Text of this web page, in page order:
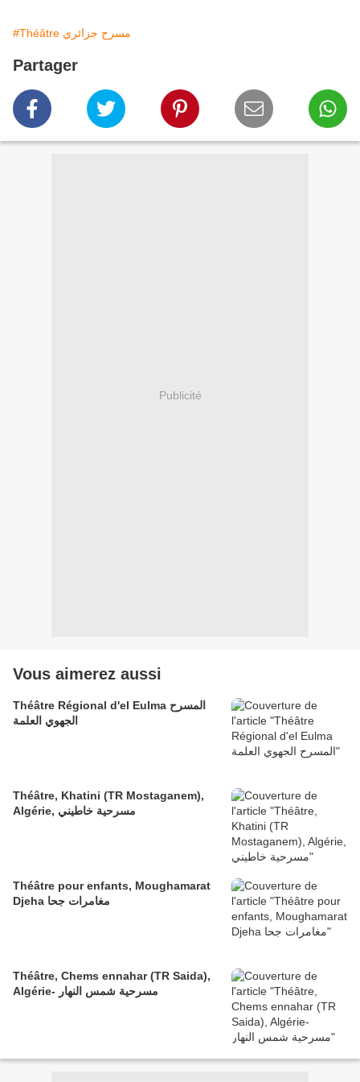
#Théâtre مسرح جزائري
Partager
Publicité
Vous aimerez aussi
Théâtre Régional d'el Eulma المسرح
الجهوي العلمة
Théâtre, Khatini (TR Mostaganem),
Algérie, مسرحية خاطيني
Théâtre pour enfants, Moughamarat
Djeha مغامرات جحا
Théâtre, Chems ennahar (TR Saida),
Algérie- مسرحية شمس النهار